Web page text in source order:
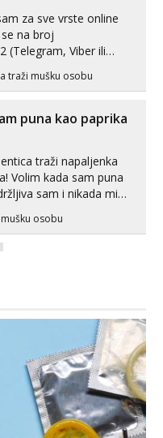
za sve vrste online
se na broj
(Telegram, Viber ili
traži mušku osobu
puna kao paprika
traži napaljenka
Volim kada sam puna
sam i nikada mi
kad i bilo gdje zato se
Klikni na
osobu